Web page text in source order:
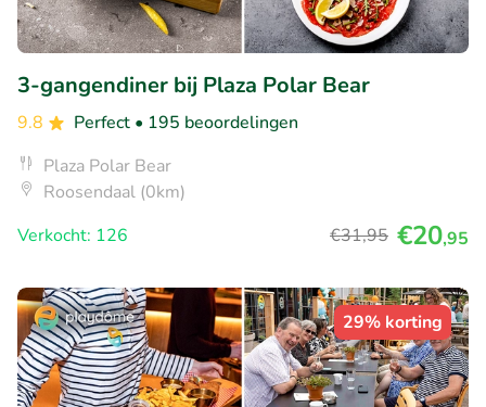
3-gangendiner bij Plaza Polar Bear
9.8 Perfect • 195 beoordelingen
Plaza Polar Bear
Roosendaal (0km)
Verkocht: 126
€31,95 €20,95
29% korting